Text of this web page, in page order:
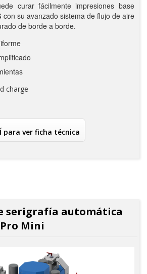
curar fácilmente impresiones base
con su avanzado sistema de flujo de aire
de borde a borde.
charge
para ver ficha técnica
serigrafía automática
Mini